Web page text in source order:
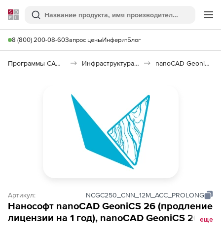
Softline
Поиск
8 (800) 200-08-60Запрос ценыИнферитБлог
Программы САПР и ГИС Инфраструктура: изыскания, генплан, транспорт nanoCAD GeoniCS 26
Артикул: NCGC250_CNN_12M_ACC_PROLONG
Нанософт nanoCAD GeoniCS 26 (продление
лицензии на 1 год), nanoCAD GeoniCS 26
еще